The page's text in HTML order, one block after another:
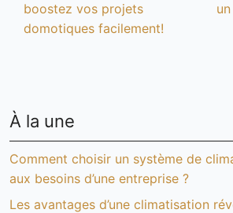
boostez vos projets
domotiques facilement!
À la une
Comment choisir un système de
aux besoins d’une entreprise ?
Les avantages d’une climatisation